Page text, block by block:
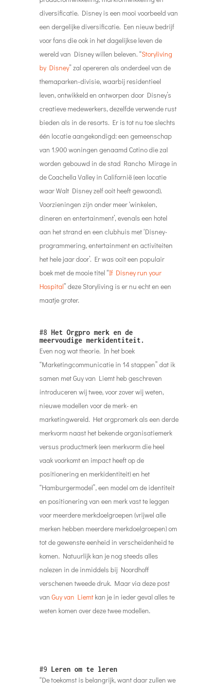
diversificatie. Disney is een mooi voorbeeld van
een dergelijke diversificatie. Een nieuw bedrijf
voor fans die ook in het dagelijkse leven de
wereld van Disney willen beleven. “Storyliving
by Disney” zal opereren als onderdeel van de
themaparken-divisie, waarbij residentieel
leven, ontwikkeld en ontworpen door Disney’s
creatieve medewerkers, dezelfde verwende rust
bieden als in de resorts. Er is tot nu toe slechts
één locatie aangekondigd: een gemeenschap
van 1.900 woningen genaamd Cotino die zal
worden gebouwd in de stad Rancho Mirage in
de Coachella Valley in Californië (een locatie
waar Walt Disney zelf ooit heeft gewoond).
Voorzieningen zijn onder meer ‘winkelen,
dineren en entertainment’, evenals een hotel
aan het strand en een clubhuis met ‘Disney-
programmering, entertainment en activiteiten
het hele jaar door’. Er was ooit een populair
boek met de mooie titel “If Disney run your
Hospital” deze Storyliving is er nu echt en een
maatje groter.
#8 Het Orgpro merk en de
meervoudige merkidentiteit.
Even nog wat theorie. In het boek
“Marketingcommunicatie in 14 stappen” dat ik
samen met Guy van Liemt heb geschreven
introduceren wij twee, voor zover wij weten,
nieuwe modellen voor de merk- en
marketingwereld. Het orgpromerk als een derde
merkvorm naast het bekende organisatiemerk
versus productmerk (een merkvorm die heel
vaak voorkomt en impact heeft op de
positionering en merkidentiteit) en het
“Hamburgermodel”, een model om de identiteit
en positionering van een merk vast te leggen
voor meerdere merkdoelgroepen (vrijwel alle
merken hebben meerdere merkdoelgroepen) om
tot de gewenste eenheid in verscheidenheid te
komen. Natuurlijk kan je nog steeds alles
nalezen in de inmiddels bij Noordhoff
verschenen tweede druk. Maar via deze post
van Guy van Liemtkan je in ieder geval alles te
weten komen over deze twee modellen.
#9 Leren om te leren
“De toekomst is belangrijk, want daar zullen we